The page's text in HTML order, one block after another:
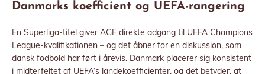
Danmarks koefficient og UEFA-rangering
En Superliga-titel giver AGF direkte adgang til UEFA Champions
League-kvalifikationen – og det åbner for en diskussion, som
dansk fodbold har ført i årevis. Danmark placerer sig konsistent
i midterfeltet af UEFA’s landekoefficienter, og det betyder, at